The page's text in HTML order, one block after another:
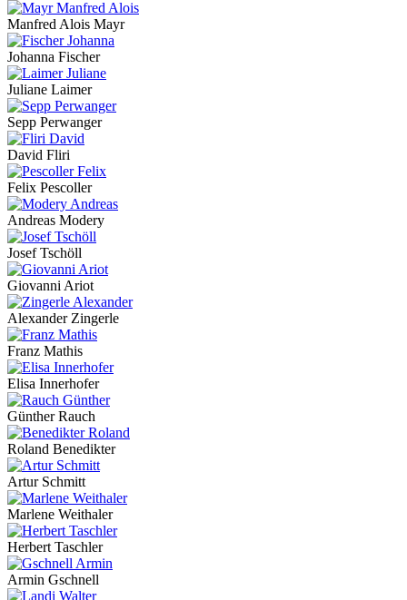
Manfred Alois Mayr
Johanna Fischer
Juliane Laimer
Sepp Perwanger
David Fliri
Felix Pescoller
Andreas Modery
Josef Tschöll
Giovanni Ariot
Alexander Zingerle
Franz Mathis
Elisa Innerhofer
Günther Rauch
Roland Benedikter
Artur Schmitt
Marlene Weithaler
Herbert Taschler
Armin Gschnell